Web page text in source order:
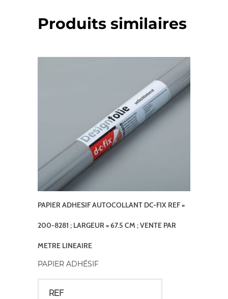
Produits similaires
PAPIER ADHESIF AUTOCOLLANT DC-FIX REF =
200-8281 ; LARGEUR = 67.5 CM ; VENTE PAR
METRE LINEAIRE
PAPIER ADHÉSIF
REF